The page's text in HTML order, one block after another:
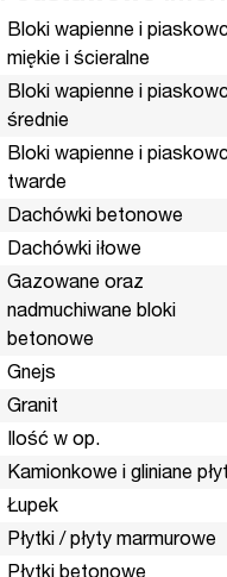
Bloki wapienne i
miękie i ścieralne
Bloki wapienne i
średnie
Bloki wapienne i
twarde
Dachówki betonowe
Dachówki iłowe
Gazowane oraz
nadmuchiwane bloki
betonowe
Gnejs
Granit
Ilość w op.
Kamionkowe i gliniane
Łupek
Płytki / płyty marmurowe